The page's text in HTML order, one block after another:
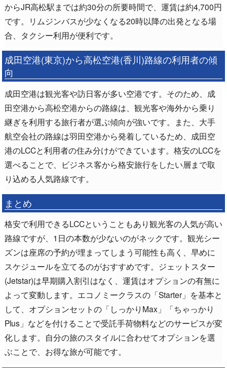
からJR高松駅までは約30分の所要時間で、運賃は約4,700円
です。リムジンバスが少なくなる20時以降の出発となる場
合、タクシー利用が便利です。
成田空港(東京)から高松空港(香川)路線の利用者の傾
向
成田空港は観光客や訪日客が多い空港です。そのため、成
田空港から高松空港からの路線は、観光客や海外から乗り
継ぎを利用する旅行者が選ぶ傾向が強いです。また、大手
航空会社の路線は羽田空港から発着しているため、成田空
港のLCCと利用者の住み分けができています。格安のLCCを
選べることで、ビジネス客から格安旅行をしたい層まで取
り込める人気路線です。
まとめ
格安で利用できるLCCということもあり観光客の人気が高い
路線ですが、1日の本数が少ないのがネックです。観光シー
ズンは座席の予約が埋まってしまう可能性も高く、早めに
スケジュールを立てるのがおすすめです。ジェットスター
(Jetstar)は早期購入割引はなく、運賃はオプションの有無に
よって変動します。エコノミークラスの「Starter」を基本と
して、オプションセットの「しっかりMax」「ちゃっかり
Plus」などを付けることで受託手荷物料などのサービスが変
化します。自分の旅のスタイルに合わせてオプションを選
ぶことで、お得な旅が可能です。